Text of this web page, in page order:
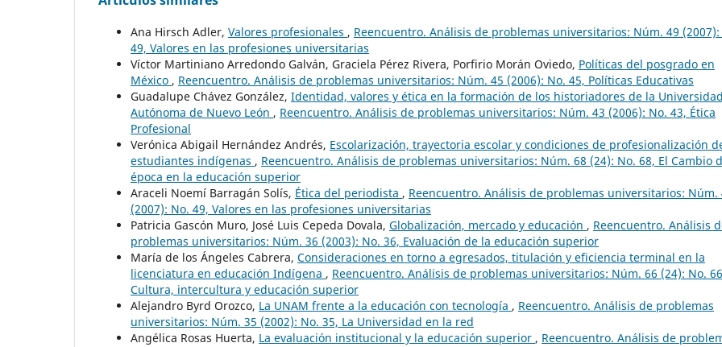
Ana Hirsch Adler, Valores profesionales , Reencuentro. Análisis de problemas universitarios: Núm. 49 (2007):
49, Valores en las profesiones universitarias
Víctor Martiniano Arredondo Galván, Graciela Pérez Rivera, Porfirio Morán Oviedo, Políticas del posgrado en
México , Reencuentro. Análisis de problemas universitarios: Núm. 45 (2006): No. 45, Políticas Educativas
Guadalupe Chávez González, Identidad, valores y ética en la formación de los historiadores de la Universidad
Autónoma de Nuevo León , Reencuentro. Análisis de problemas universitarios: Núm. 43 (2006): No. 43, Ética
Profesional
Verónica Abigail Hernández Andrés, Escolarización, trayectoria escolar y condiciones de profesionalización
estudiantes indígenas , Reencuentro. Análisis de problemas universitarios: Núm. 68 (24): No. 68, El Cambio
época en la educación superior
Araceli Noemí Barragán Solís, Ética del periodista , Reencuentro. Análisis de problemas universitarios: Núm.
(2007): No. 49, Valores en las profesiones universitarias
Patricia Gascón Muro, José Luis Cepeda Dovala, Globalización, mercado y educación , Reencuentro. Análisis
problemas universitarios: Núm. 36 (2003): No. 36, Evaluación de la educación superior
María de los Ángeles Cabrera, Consideraciones en torno a egresados, titulación y eficiencia terminal en la
licenciatura en educación Indígena , Reencuentro. Análisis de problemas universitarios: Núm. 66 (24): No.
Cultura, intercultura y educación superior
Alejandro Byrd Orozco, La UNAM frente a la educación con tecnología , Reencuentro. Análisis de problemas
universitarios: Núm. 35 (2002): No. 35, La Universidad en la red
Angélica Rosas Huerta, La evaluación institucional y la educación superior , Reencuentro. Análisis de